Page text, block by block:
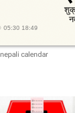
nepali calendar